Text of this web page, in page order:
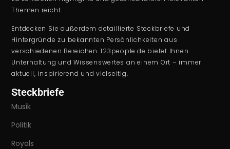
Themen reicht.
Entdecken Sie außerdem detaillierte Steckbriefe und
Hintergründe zu bekannten Persönlichkeiten aus
verschiedenen Bereichen. 123people.de bietet Ihnen
Unterhaltung und Wissenswertes an einem Ort – immer
aktuell, inspirierend und vielseitig.
Steckbriefe
Musik
Politik
Royals